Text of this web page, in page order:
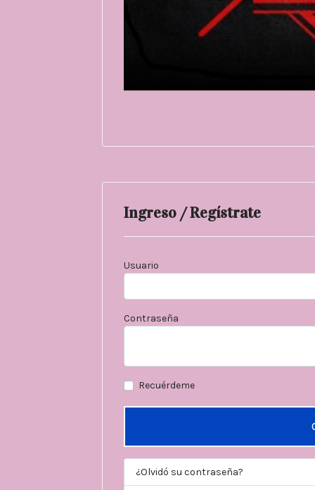
Ingreso / Regístrate
Usuario
Contraseña
Recuérdeme
¿Olvidó su contraseña?